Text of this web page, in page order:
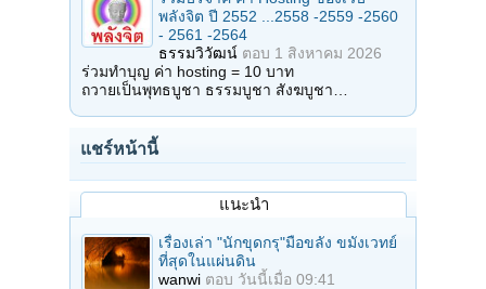
พลังจิต ปี 2552 ...2558 -2559 -2560
- 2561 -2564
ธรรมวิวัฒน์ ตอบ 1 สิงหาคม 2026
ร่วมทำบุญ ค่า hosting = 10 บาท
ถวายเป็นพุทธบูชา ธรรมบูชา สังฆบูชา…
แชร์หน้านี้
แนะนำ
เรื่องเล่า "นักขุดกรุ"มือขลัง ขมังเวทย์
ที่สุดในแผ่นดิน
wanwi ตอบ วันนี้เมื่อ 09:41